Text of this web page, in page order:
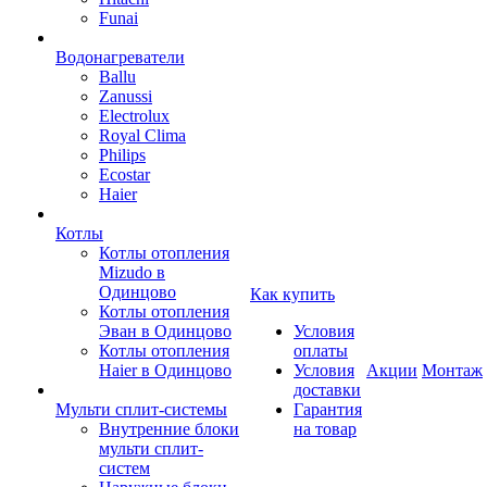
Funai
Водонагреватели
Ballu
Zanussi
Electrolux
Royal Clima
Philips
Ecostar
Haier
Котлы
Котлы отопления
Mizudo в
Одинцово
Котлы отопления
Эван в Одинцово
Котлы отопления
Haier в Одинцово
Мульти сплит-системы
Внутренние блоки
мульти сплит-
систем
Как купить
Условия
оплаты
Условия
доставки
Гарантия
на товар
Акции Монтаж